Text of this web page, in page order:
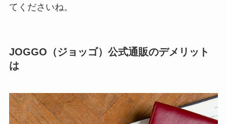
てくださいね。
JOGGO（ジョッゴ）公式通販のデメリット
は